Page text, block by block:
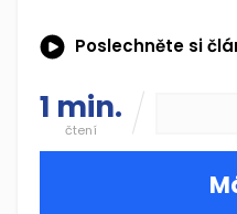
Poslechněte si
1 min.
čtení